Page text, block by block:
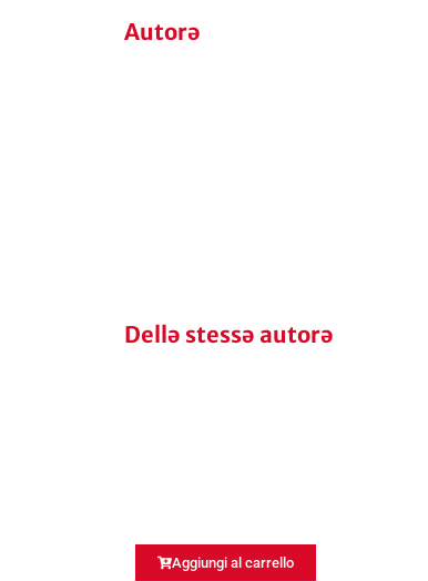
Autorə
Dellə stessə autorə
Aggiungi al carrello